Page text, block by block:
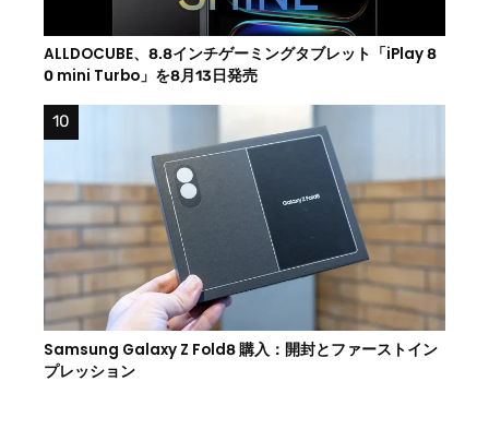
ALLDOCUBE、8.8インチゲーミングタブレット「iPlay 8
0 mini Turbo」を8月13日発売
Samsung Galaxy Z Fold8 購入：開封とファーストイン
プレッション